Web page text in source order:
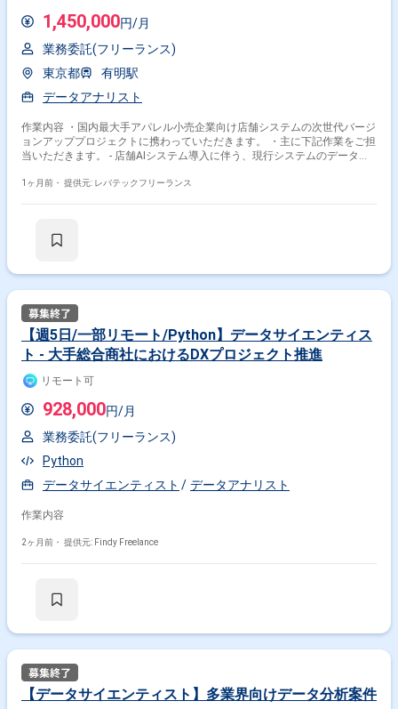
1,450,000円/月
業務委託(フリーランス)
東京都
有明駅
データアナリスト
作業内容 ・国内最大手アパレル小売企業向け店舗システムの次世代バージ
ョンアッププロジェクトに携わっていただきます。 ・主に下記作業をご担
当いただきます。 - 店舗AIシステム導入に伴う、現行システムのデータ移
約40店舗への次世代AIシステムの導入・展開プロセスの進捗管理および統
1ヶ月前・ 提供元: レバテックフリーランス
【週5日/一部リモート/Python】データサイエンティス
ト - 大手総合商社におけるDXプロジェクト推進
リモート可
928,000円/月
業務委託(フリーランス)
Python
データサイエンティスト
データアナリスト
作業内容
2ヶ月前・ 提供元: Findy Freelance
【データサイエンティスト】多業界向けデータ分析案件
Google Cloud Platform
その他の職種から探す
データサイエンティスト
アナリスト
PM コンサル